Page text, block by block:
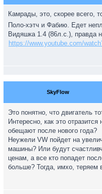
Камрады, это, скорее всего,
Поло-хэтч и Фабию. Едет
Видяшка 1.4 (86л.с.), правда
https://www.youtube.com/
SkyFlow
Это понятно, что двигатель
Интересно, как это
обещают после нового года?
Неужели VW пойдет на
машины? Или будут
ценам, а все кто попадет
больше? Тогда, имхо,